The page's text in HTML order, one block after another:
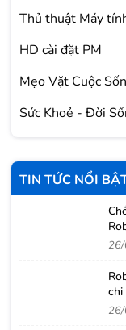
Thủ thuật Máy
HD cài đặt PM
Mẹo Vặt Cuộc
Sức Khoẻ - Đời
TIN TỨC NỔI
chi